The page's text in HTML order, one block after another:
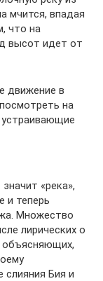
мчится, впадая
что на
высот идет от
движение в
на
«река»,
и теперь
Множество
лирических о
объясняющих,
слияния Бия и